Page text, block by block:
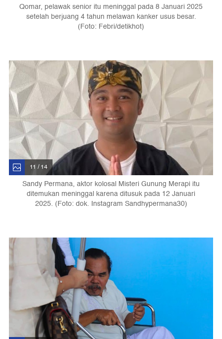
Qomar, pelawak senior itu meninggal pada 8 Januari 2025
setelah berjuang 4 tahun melawan kanker usus besar.
(Foto: Febri/detikhot)
11 / 14
Sandy Permana, aktor kolosal Misteri Gunung Merapi itu
ditemukan meninggal karena ditusuk pada 12 Januari
2025. (Foto: dok. Instagram Sandhypermana30)